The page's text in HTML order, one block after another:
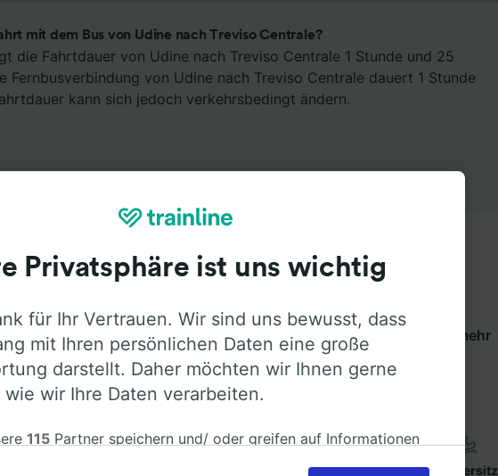
mit dem Bus von Udine nach Treviso Centrale?
die Fahrtdauer von Udine nach Treviso Centrale 1 Stunde und 25
Fernbusverbindung von Udine nach Treviso Centrale dauert 1 Stunde
kann sich jedoch verkehrsbedingt ändern.
Ausstattung an Bord
nach Treviso Centrale mit Flixbus
fahren. Öffnen Sie die Tabs um mehr
über die Busausstattung der Anbieter zu erfahren.
Gepäck Kindersitz
Privatsphäre ist uns wichtig
für Ihr Vertrauen. Wir sind uns bewusst, dass
mit Ihren persönlichen Daten eine große
darstellt. Daher möchten wir Ihnen gerne
wir Ihre Daten verarbeiten.
115 Partner speichern und/ oder greifen auf Informationen